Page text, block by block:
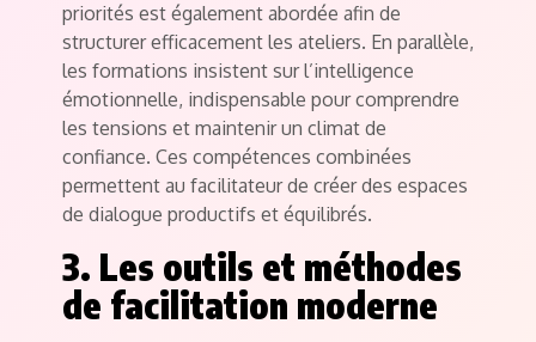
priorités est également abordée afin de
structurer efficacement les ateliers. En parallèle,
les formations insistent sur l’intelligence
émotionnelle, indispensable pour comprendre
les tensions et maintenir un climat de
confiance. Ces compétences combinées
permettent au facilitateur de créer des espaces
de dialogue productifs et équilibrés.
3. Les outils et méthodes
de facilitation moderne